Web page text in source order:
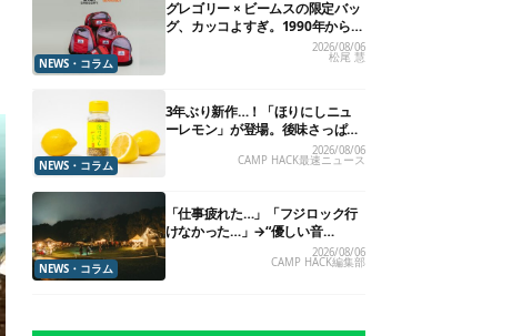
NEWS・コラム
グレゴリー × ビームスの限定バッ
グ、カッコよすぎ。1990年から“3
年のみ使用”されていた、紫タグ
2026/08/06
松尾 慧
NEWS・コラム
3年ぶり新作…！「ほりにしニュ
ーレモン」が登場。後味さっぱり
の万能スパイス！【8月21日発
2026/08/06
CAMP HACK最速ニュース
NEWS・コラム
「仕事疲れた…」「フジロック行
けなかった…」→“優しい音
楽”と“大きな自然”で治癒。まだ間
2026/08/06
CAMP HACK編集部